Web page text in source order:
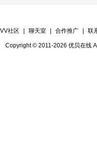
社区 聊天室 合作推广 联
Copyright © 2011-2026 优贝在线